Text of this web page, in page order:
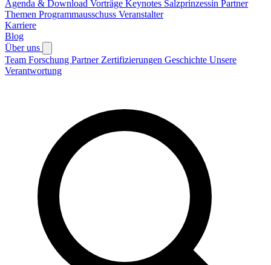
Agenda & Download Vorträge Keynotes Salzprinzessin Partner
Themen Programmausschuss Veranstalter
Karriere
Blog
Über uns
Team Forschung Partner Zertifizierungen Geschichte Unsere
Verantwortung